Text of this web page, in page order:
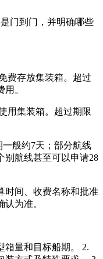
门到门，并明确哪些
费存放集装箱。超过
。
用集装箱。超过期限
般约7天；部分航线
别航线甚至可以申请28
时间、收费名称和批准
为准。
箱量和目标船期。 2.